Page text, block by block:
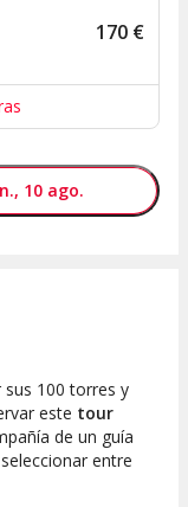
170 €
10 ago.
sus 100 torres y
este tour
de un guía
entre